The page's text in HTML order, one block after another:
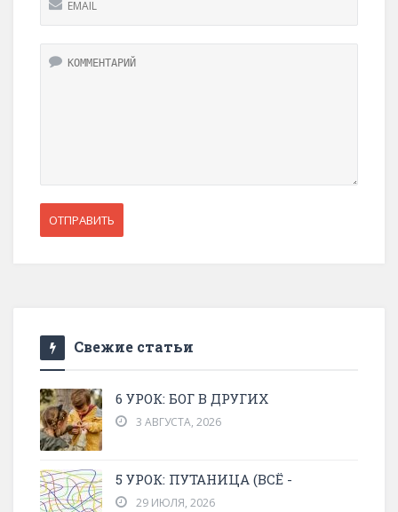
Свежие статьи
6 УРОК: БОГ В ДРУГИХ
3 АВГУСТА, 2026
5 УРОК: ПУТАНИЦА (ВСЁ -
29 ИЮЛЯ, 2026